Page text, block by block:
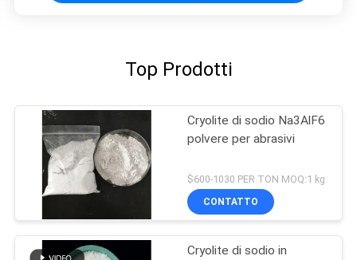
Top Prodotti
Cryolite di sodio Na3AlF6
polvere per abrasivi
$600-1030 PER TON MOQ:1 kg
CONTATTO
Cryolite di sodio in